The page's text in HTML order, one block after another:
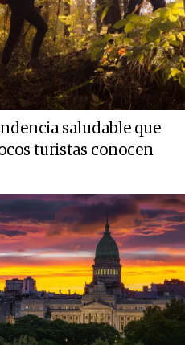
saludable que
turistas conocen